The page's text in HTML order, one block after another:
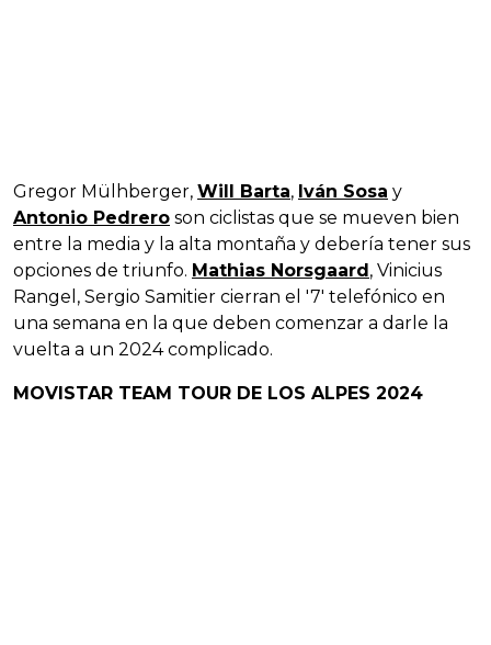
Gregor Mülhberger, Will Barta, Iván Sosa y
Antonio Pedrero son ciclistas que se mueven bien
entre la media y la alta montaña y debería tener sus
opciones de triunfo. Mathias Norsgaard, Vinicius
Rangel, Sergio Samitier cierran el '7' telefónico en
una semana en la que deben comenzar a darle la
vuelta a un 2024 complicado.
MOVISTAR TEAM TOUR DE LOS ALPES 2024